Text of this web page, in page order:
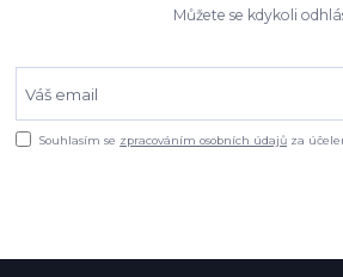
Můžete se kdykoli
Souhlasím se zpracováním osobních údajů za